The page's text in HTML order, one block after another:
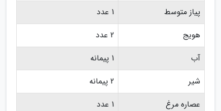
پیاز متوسط
1 عدد
هویج
2 عدد
آب
1 پیمانه
شیر
2 پیمانه
عصاره مرغ
1 عدد